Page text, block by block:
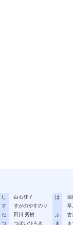
し
白石佳子
す
すがのやすのり
た
田川 秀樹
つ
つぼいひろき
は
早
ふ
古
ま